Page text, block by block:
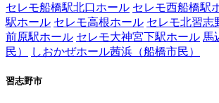
セレモ船橋駅北口ホール セレモ西船橋駅
駅ホール セレモ高根ホール セレモ北習志
前原駅ホール セレモ大神宮下駅ホール 馬
民）
しおかぜホール茜浜（船橋市民）
習志野市